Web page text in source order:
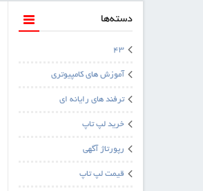
دسته‌ها
43
آموزش های کامپیوتری
ترفند های رایانه ای
خرید لپ تاپ
رپورتاژ آگهی
قیمت لپ تاپ